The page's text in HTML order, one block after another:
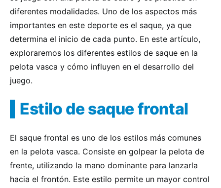
diferentes modalidades. Uno de los aspectos más
importantes en este deporte es el saque, ya que
determina el inicio de cada punto. En este artículo,
exploraremos los diferentes estilos de saque en la
pelota vasca y cómo influyen en el desarrollo del
juego.
Estilo de saque frontal
El saque frontal es uno de los estilos más comunes
en la pelota vasca. Consiste en golpear la pelota de
frente, utilizando la mano dominante para lanzarla
hacia el frontón. Este estilo permite un mayor control